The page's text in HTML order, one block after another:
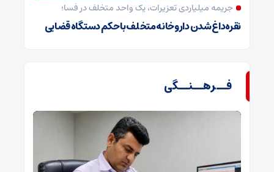
جریمه میلیاردی تعزیرات، یک واحد متخلف در فسا؛
نقره‌داغ شدن داروخانه متخلف با حکم دستگاه قضایی
فــرهــنــگی